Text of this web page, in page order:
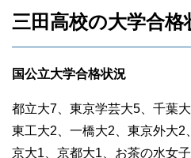
三田高校の大学合格
国公立大学合格状況
都立大7、東京学芸大5、千葉
東工大2、一橋大2、東京外大2
京大1、京都大1、お茶の水女